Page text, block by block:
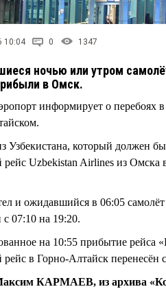
10:04 0 1347
ночью или утром
в Омск.
информирует о перебоях
Узбекистана, который должен
Uzbekistan Airlines из Омска
и ожидавшийся в 06:05
с 07:10 на 19:20.
на 10:55 прибытие рейса
в Горно-Алтайск перенесён
КАРМАЕВ, из архива